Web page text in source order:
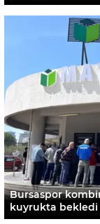
Bursaspor
kuyrukta bekledi